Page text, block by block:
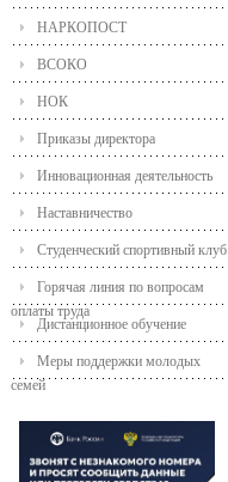
НАРКОПОСТ
ВСОКО
НОК
Приказы директора
Инновационная деятельность
Наставничество
Студенческий спортивный клуб
Горячая линия по вопросам
оплаты труда
Дистанционное обучение
Меры поддержки молодых
семей